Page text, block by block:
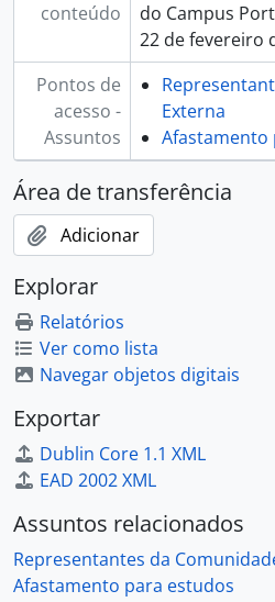
conteúdo
do Campus
22 de fevereiro
Pontos de
acesso -
Assuntos
Externa
Afastamento
Área de transferência
Adicionar
Explorar
Relatórios
Ver como lista
Navegar objetos digitais
Exportar
Dublin Core 1.1 XML
EAD 2002 XML
Assuntos relacionados
Representantes da
Afastamento para estudos